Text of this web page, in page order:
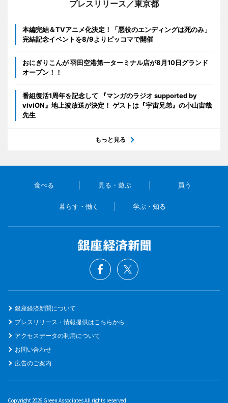
プレスリリース／東京都
本編完結＆TVアニメ化決定！「悪役のエンディングは死のみ」
完結記念イベントを8/9よりピッコマで開催
おにぎりこんが 羽田空港第一ターミナル店が8月10日グランド
オープン！！
番組復活1周年を記念して 『マンガのラジオ supported by
viviON』地上波放送が決定！ ゲストは『宇宙兄弟』の小山宙哉
先生
もっと見る
食べる 見る・遊ぶ 買う
暮らす・働く 学ぶ・知る
銀座経済新聞について
プレスリリース・情報提供はこちらから
アクセスデータの利用について
お問い合わせ
広告のご案内
Copyright 2026 Green Associates All rights reserved.